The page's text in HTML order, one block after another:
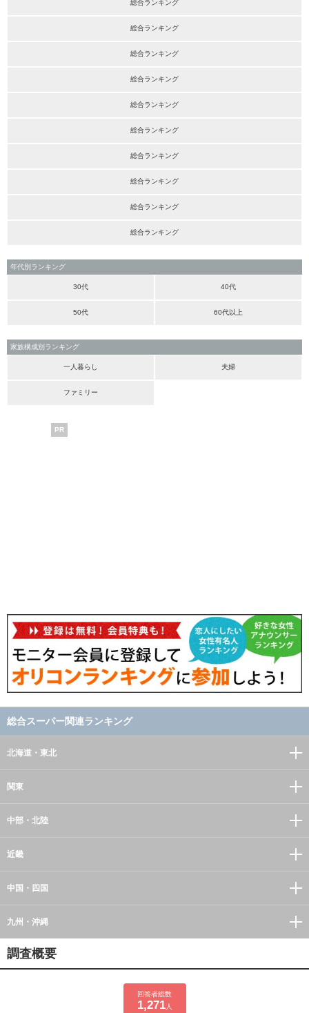
総合ランキング
総合ランキング
総合ランキング
総合ランキング
総合ランキング
総合ランキング
総合ランキング
総合ランキング
総合ランキング
総合ランキング
年代別ランキング
30代 40代
50代 60代以上
家族構成別ランキング
一人暮らし 夫婦
ファミリー
PR
総合スーパー関連ランキング
北海道・東北
関東
中部・北陸
近畿
中国・四国
九州・沖縄
調査概要
回答者総数
1,271人